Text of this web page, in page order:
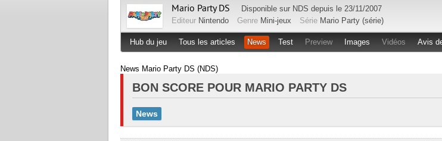
Mario Party DS Disponible sur NDS depuis le 23/11/2007
Editeur Nintendo Genre Mini-jeux Série Mario Party (série)
Hub du jeu Tous les articles News Test Preview Images Vidéos Avis
News Mario Party DS (NDS)
BON SCORE POUR MARIO PARTY DS
News